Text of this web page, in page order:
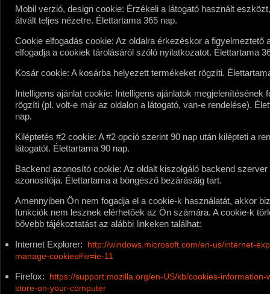
Mobil verzió, design cookie: Érzékeli a látogató használt
átvált teljes nézetre. Élettartama 365 nap.
Cookie elfogadás cookie: Az oldalra érkezéskor a figyelmeztető
elfogadja a cookiek tárolásáról szóló nyilatkozatot. Élettartama
Kosár cookie: A kosárba helyezett termékeket rögzíti.
Intelligens ajánlat cookie: Intelligens ajánlatok megjelenítésének
rögzíti (pl. volt-e már az oldalon a látogató, van-e rendelése).
nap.
Kiléptetés #2 cookie: A #2 opció szerint 90 nap után kilépteti a
látogatót. Élettartama 90 nap.
Backend azonosító cookie: Az oldalt kiszolgáló backend szerver
azonosítója. Élettartama a böngésző bezárásáig tart.
Amennyiben Ön nem fogadja el a cookie-k használatát, akkor
funkciók nem lesznek elérhetőek az Ön számára. A cookie-k
bővebb tájékoztatást az alábbi linkeken találhat:
Internet Explorer: http://windows.microsoft.com/en-us/internet-
manage-cookies#ie=ie-11
Firefox: https://support.mozilla.org/en-US/kb/cookies-information-
store-on-your-computer